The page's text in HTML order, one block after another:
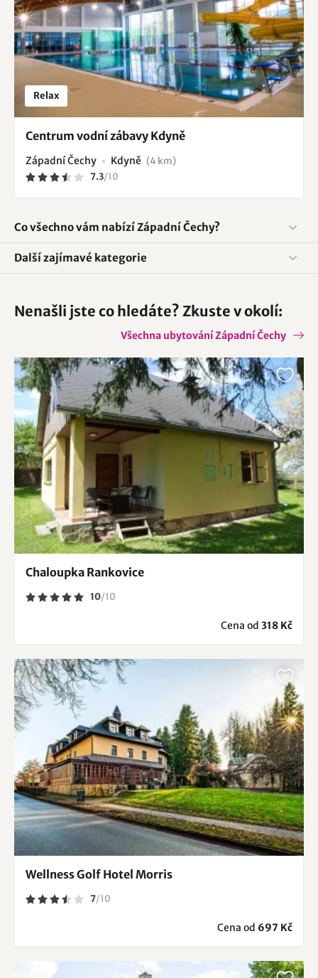
Relax
Centrum vodní zábavy Kdyně
Západní Čechy Kdyně (4 km)
7.3/10
Co všechno vám nabízí Západní Čechy?
Další zajímavé kategorie
Nenašli jste co hledáte? Zkuste v okolí:
Všechna ubytování Západní Čechy
Chaloupka Rankovice
10/10
Cena od 318 Kč
Wellness Golf Hotel Morris
7/10
Cena od 697 Kč